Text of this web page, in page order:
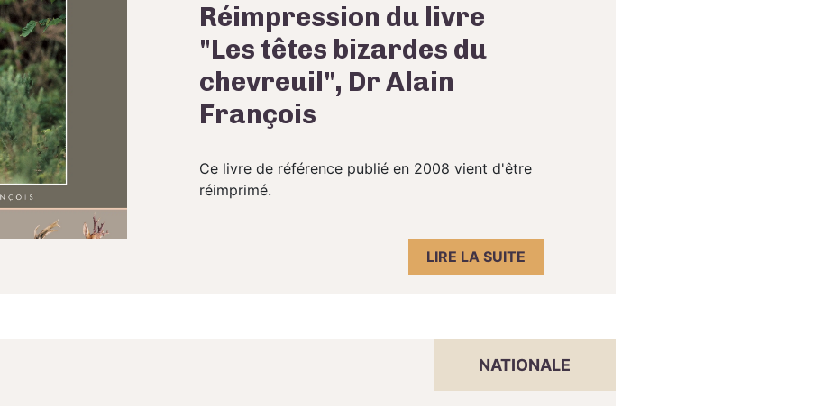
Réimpression du livre
"Les têtes bizardes du
chevreuil", Dr Alain
François
Ce livre de référence publié en 2008 vient d'être
réimprimé.
LIRE LA SUITE
NATIONALE